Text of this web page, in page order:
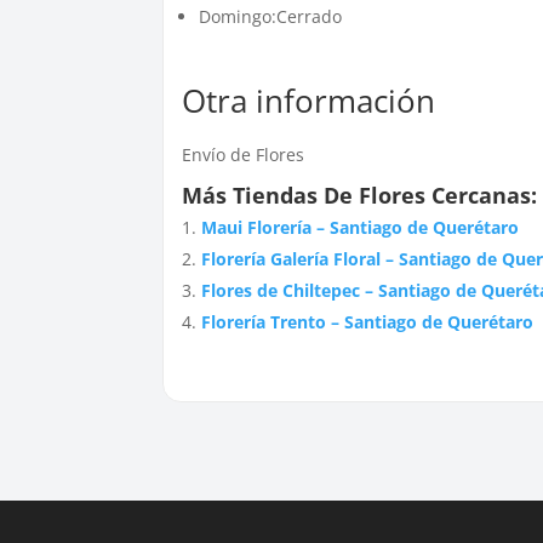
Domingo:Cerrado
Otra información
Envío de Flores
Más Tiendas De Flores Cercanas:
Maui Florería – Santiago de Querétaro
Florería Galería Floral – Santiago de
Flores de Chiltepec – Santiago de
Florería Trento – Santiago de Querétaro